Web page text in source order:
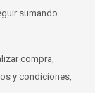
sumando
compra,
y condiciones,